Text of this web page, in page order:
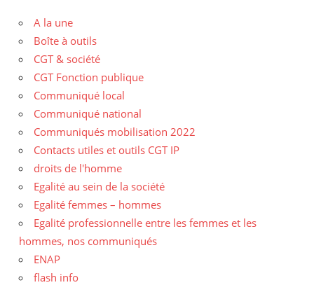
A la une
Boîte à outils
CGT & société
CGT Fonction publique
Communiqué local
Communiqué national
Communiqués mobilisation 2022
Contacts utiles et outils CGT IP
droits de l'homme
Egalité au sein de la société
Egalité femmes – hommes
Egalité professionnelle entre les femmes et les
hommes, nos communiqués
ENAP
flash info